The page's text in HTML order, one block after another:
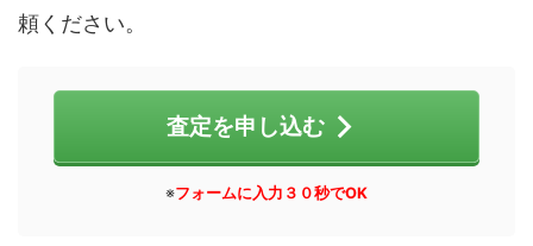
頼ください。
査定を申し込む
※フォームに入力３０秒でOK